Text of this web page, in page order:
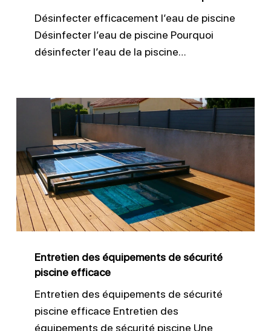
Désinfecter efficacement l’eau de piscine
Désinfecter l’eau de piscine Pourquoi
désinfecter l’eau de la piscine…
Entretien
équipements
de
sécurité
piscine
efficace
Entretien des équipements de sécurité
piscine efficace
Entretien des équipements de sécurité
piscine efficace Entretien des
équipements de sécurité piscine Une